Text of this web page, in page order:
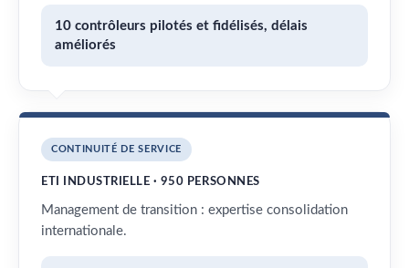
10 contrôleurs pilotés et fidélisés, délais
améliorés
CONTINUITÉ DE SERVICE
ETI INDUSTRIELLE · 950 PERSONNES
Management de transition : expertise consolidation
internationale.